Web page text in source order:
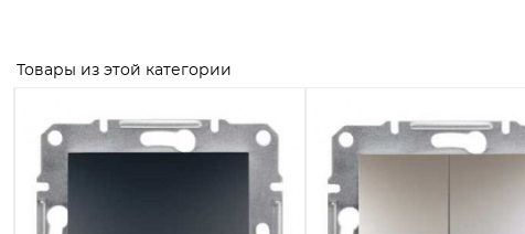
Товары из этой категории